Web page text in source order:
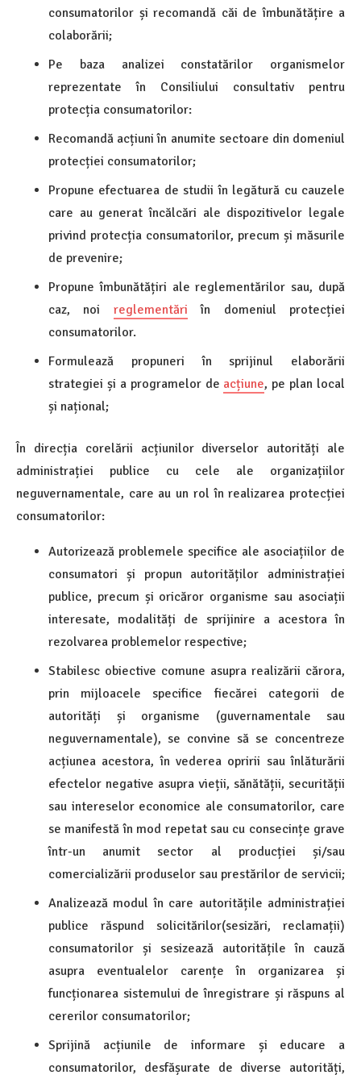
consumatorilor și recomandă căi de îmbunătățire a
colaborării;
Pe baza analizei constatărilor organismelor
reprezentate în Consiliului consultativ pentru
protecția consumatorilor:
Recomandă acțiuni în anumite sectoare din domeniul
protecției consumatorilor;
Propune efectuarea de studii în legătură cu cauzele
care au generat încălcări ale dispozitivelor legale
privind protecția consumatorilor, precum și măsurile
de prevenire;
Propune îmbunătățiri ale reglementărilor sau, după
caz, noi reglementări în domeniul protecției
consumatorilor.
Formulează propuneri în sprijinul elaborării
strategiei și a programelor de acțiune, pe plan local
și național;
În direcția corelării acțiunilor diverselor autorități ale
administrației publice cu cele ale organizațiilor
neguvernamentale, care au un rol în realizarea protecției
consumatorilor:
Autorizează problemele specifice ale asociațiilor de
consumatori și propun autorităților administrației
publice, precum și oricăror organisme sau asociații
interesate, modalități de sprijinire a acestora în
rezolvarea problemelor respective;
Stabilesc obiective comune asupra realizării cărora,
prin mijloacele specifice fiecărei categorii de
autorități și organisme (guvernamentale sau
neguvernamentale), se convine să se concentreze
acțiunea acestora, în vederea opririi sau înlăturării
efectelor negative asupra vieții, sănătății, securității
sau intereselor economice ale consumatorilor, care
se manifestă în mod repetat sau cu consecințe grave
într-un anumit sector al producției și/sau
comercializării produselor sau prestărilor de servicii;
Analizează modul în care autoritățile administrației
publice răspund solicitărilor(sesizări, reclamații)
consumatorilor și sesizează autoritățile în cauză
asupra eventualelor carențe în organizarea și
funcționarea sistemului de înregistrare și răspuns al
cererilor consumatorilor;
Sprijină acțiunile de informare și educare a
consumatorilor, desfășurate de diverse autorități,